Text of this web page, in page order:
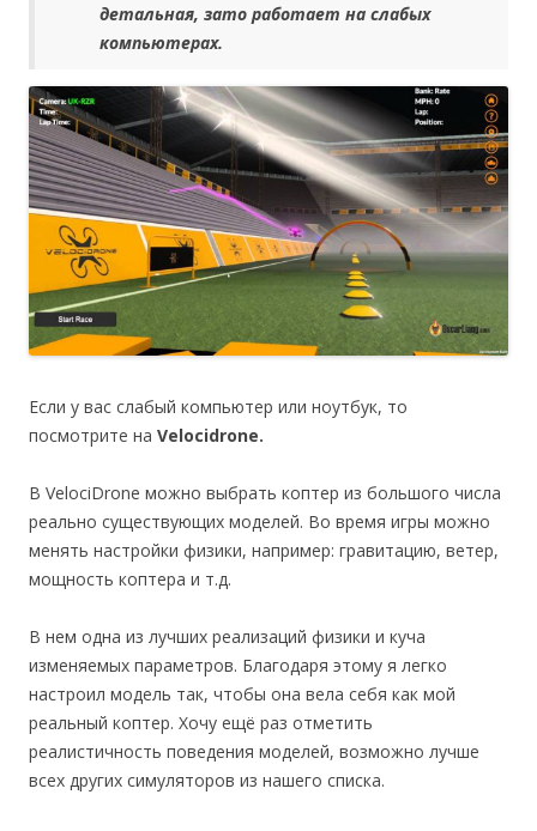
детальная, зато работает на слабых
компьютерах.
Если у вас слабый компьютер или ноутбук, то
посмотрите на Velocidrone.
В VelociDrone можно выбрать коптер из большого числа
реально существующих моделей. Во время игры можно
менять настройки физики, например: гравитацию, ветер,
мощность коптера и т.д.
В нем одна из лучших реализаций физики и куча
изменяемых параметров. Благодаря этому я легко
настроил модель так, чтобы она вела себя как мой
реальный коптер. Хочу ещё раз отметить
реалистичность поведения моделей, возможно лучше
всех других симуляторов из нашего списка.